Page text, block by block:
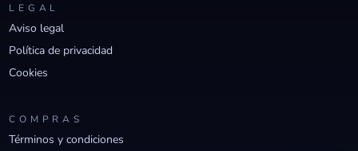
LEGAL
Aviso legal
Política de privacidad
Cookies
COMPRAS
Términos y condiciones